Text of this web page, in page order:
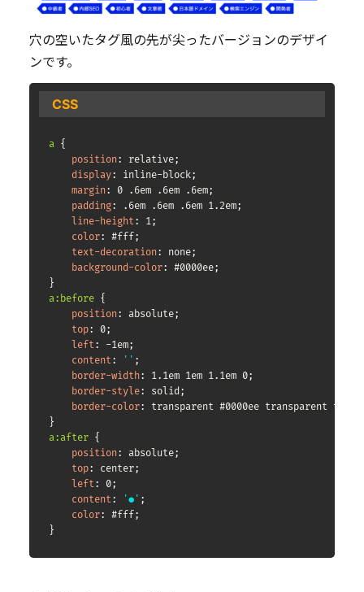
穴の空いたタグ風の先が尖ったバージョンのデザイ
ンです。
CSS
a {
position: relative;
display: inline-block;
margin: 0 .6em .6em .6em;
padding: .6em .6em .6em 1.2em;
line-height: 1;
color: #fff;
text-decoration: none;
background-color: #0000ee;
}
a:before {
position: absolute;
top: 0;
left: -1em;
content: '' ;
border-width: 1.1em 1em 1.1em 0;
border-style: solid ;
border-color:
transparent #0000ee transparent
}
a:after {
position: absolute;
top: center;
left: 0;
content: '●' ;
color: #fff;
}